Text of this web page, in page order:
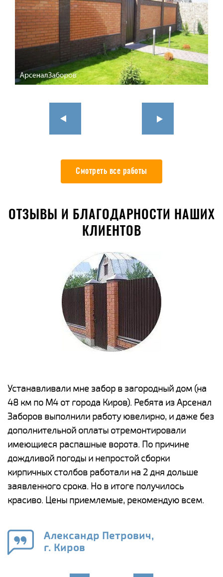
Смотреть все работы
ОТЗЫВЫ И БЛАГОДАРНОСТИ НАШИХ
КЛИЕНТОВ
Устанавливали мне забор в загородный дом (на
48 км по М4 от города Киров). Ребята из Арсенал
Заборов выполнили работу ювелирно, и даже без
дополнительной оплаты отремонтировали
имеющиеся распашные ворота. По причине
дождливой погоды и непростой сборки
кирпичных столбов работали на 2 дня дольше
заявленного срока. Но в итоге получилось
красиво. Цены приемлемые, рекомендую всем.
Александр Петрович,
г. Киров